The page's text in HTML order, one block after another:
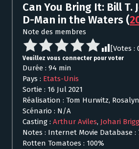
Can You Bring It: Bill T.
D-Man in the Waters (
Note des membres
[Votes :
Veuillez vous connecter pour voter
Durée : 94 min
Pays : Etats-Unis
Sortie : 16 Jul 2021
Réalisation : Tom Hurwitz,
Scénario : N/A
Casting : Arthur Aviles, Johari
Notes : Internet Movie Database :
Rotten Tomatoes : 100%